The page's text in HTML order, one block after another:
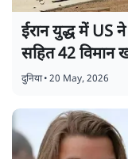
ईरान युद्ध में US
सहित 42 विमान
दुनिया•20 May, 2026